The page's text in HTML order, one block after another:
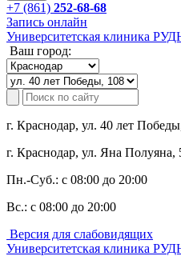
+7 (861) 252-68-68
Запись онлайн
Университетская клиника
Ваш город:
г. Краснодар, ул. 40 лет
г. Краснодар, ул. Яна Полуяна,
Пн.-Суб.: с 08:00 до 20:00
Вс.: с 08:00 до 20:00
Версия для слабовидящих
Университетская клиника